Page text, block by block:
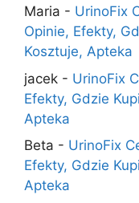
Maria - UrinoFix
Opinie, Efekty,
Kosztuje, Apteka
jacek - UrinoFix
Efekty, Gdzie
Apteka
Beta - UrinoFix
Efekty, Gdzie
Apteka